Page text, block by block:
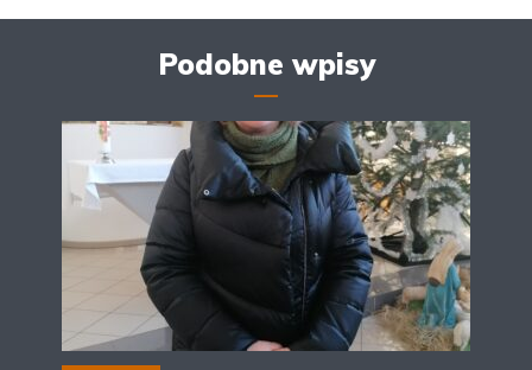
Podobne wpisy